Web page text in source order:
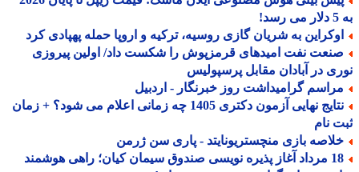
به شریان گازی روسیه، ترکیه و اروپا حمله پهپادی کرد
نفت امیدهای قرمزپوش را شکست داد/ اولین پیروزی
در آبادان مقابل پرسپولیس
گرامیداشت روز خبرنگار - اردبیل
نتایج نهایی آزمون دکتری 1405 چه زمانی اعلام می شود؟ + زمان
نام
بازی منچستریونایتد - پاری سن ژرمن
18 مرداد آغاز پذیره نویسی صندوق سیمان کیان؛ راهی هوشمند